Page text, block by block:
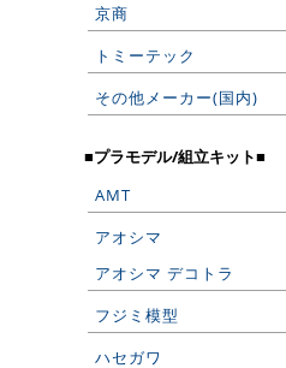
京商
トミーテック
その他メーカー(国内)
■プラモデル/組立キット■
AMT
アオシマ
アオシマ デコトラ
フジミ模型
ハセガワ